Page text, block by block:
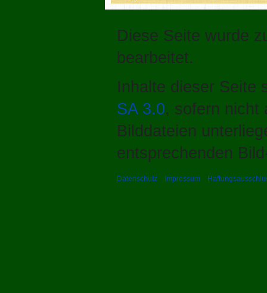
Diese Seite wurde
bearbeitet.
Inhalte dieser Seite
SA 3.0, sofern nicht
Bilddateien
entsprechenden
Datenschutz Impressum